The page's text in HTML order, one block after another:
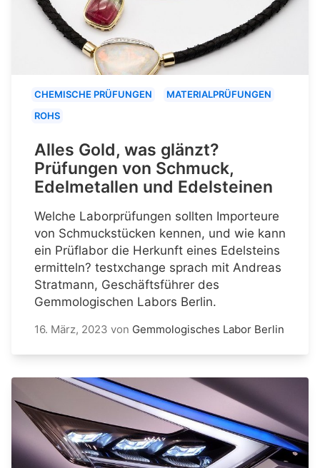
CHEMISCHE PRÜFUNGEN
MATERIALPRÜFUNGEN
ROHS
Alles Gold, was glänzt?
Prüfungen von Schmuck,
Edelmetallen und Edelsteinen
Welche Laborprüfungen sollten Importeure
von Schmuckstücken kennen, und wie kann
ein Prüflabor die Herkunft eines Edelsteins
ermitteln? testxchange sprach mit Andreas
Stratmann, Geschäftsführer des
Gemmologischen Labors Berlin.
16. März, 2023 von Gemmologisches Labor Berlin